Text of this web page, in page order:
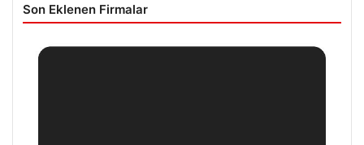
Son Eklenen Firmalar